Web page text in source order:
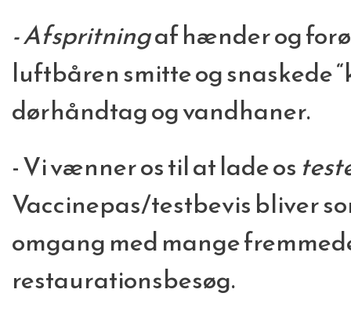
- Afspritningaf hænder og
luftbåren smitte og snaskede
dørhåndtag og vandhaner.
- Vi vænner os til at lade os
Vaccinepas/testbevis bliver
omgang med mange
restaurationsbesøg.